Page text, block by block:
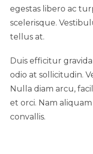
egestas libero ac
scelerisque.
tellus at.
Duis efficitur
odio at sollicitudin.
Nulla diam arcu,
et orci. Nam
convallis.